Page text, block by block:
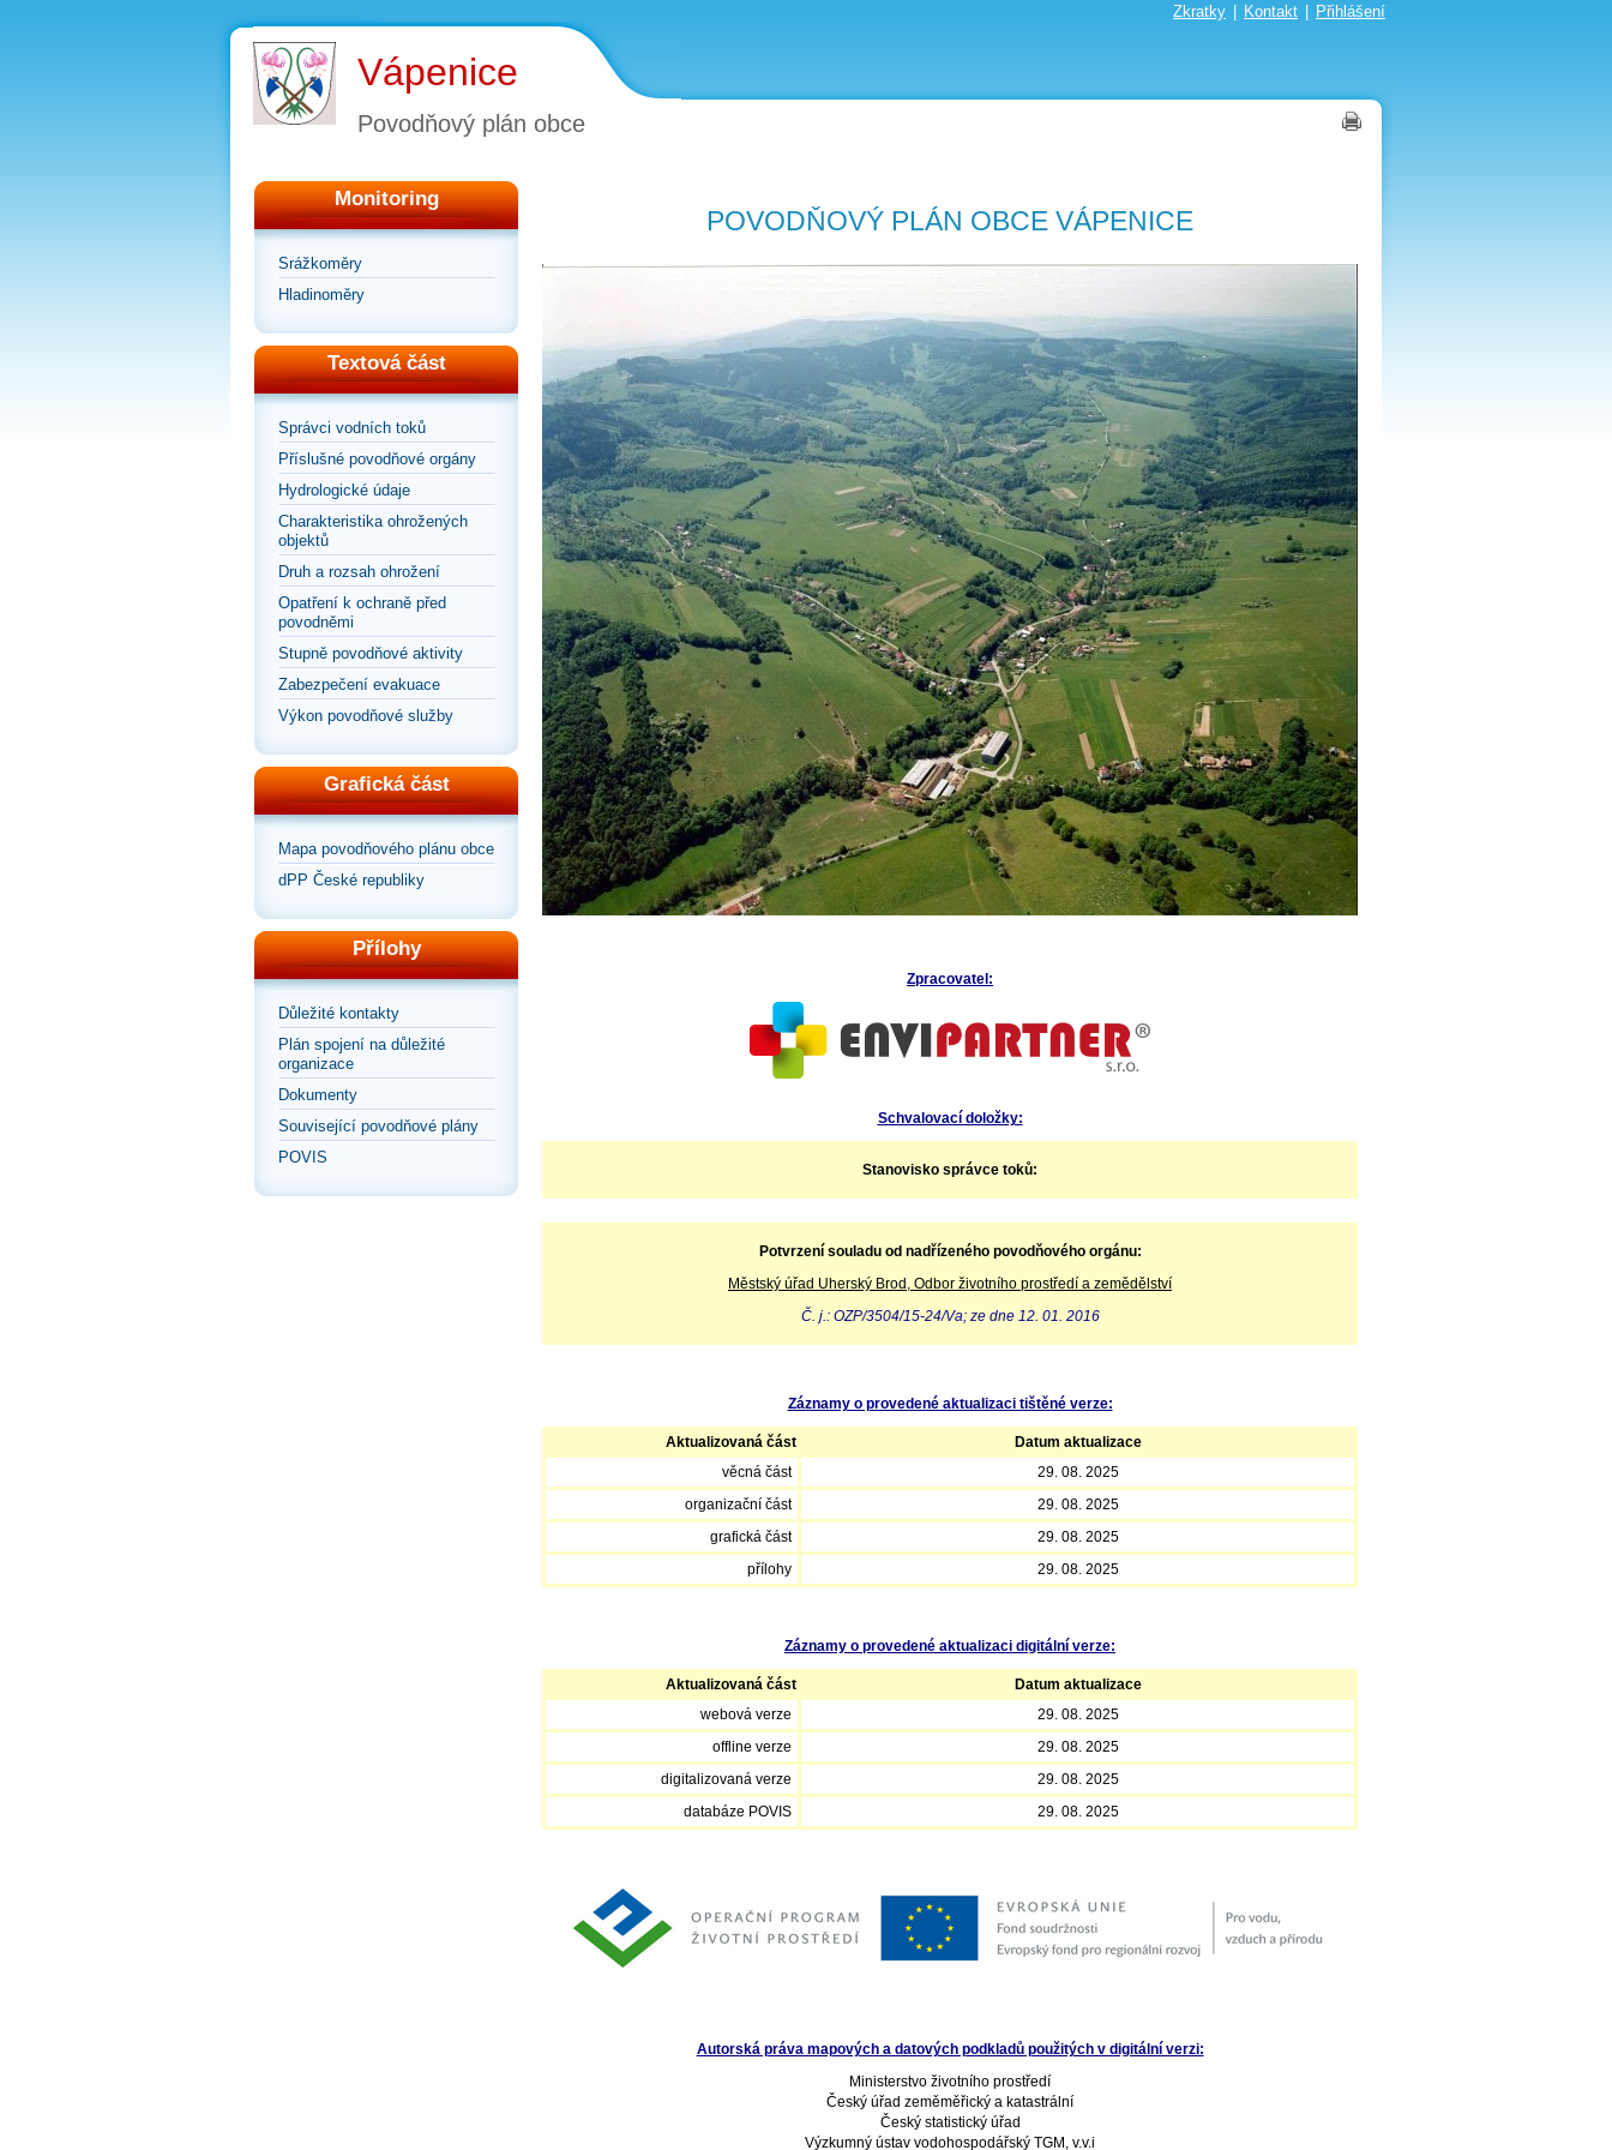
Zkratky Kontakt Přihlášení
Vápenice
Povodňový plán obce
Monitoring
Srážkoměry
Hladinoměry
Textová část
Správci vodních toků
Příslušné povodňové orgány
Hydrologické údaje
Charakteristika ohrožených
objektů
Druh a rozsah ohrožení
Opatření k ochraně před
povodněmi
Stupně povodňové aktivity
Zabezpečení evakuace
Výkon povodňové služby
Grafická část
Mapa povodňového plánu obce
dPP České republiky
Přílohy
Důležité kontakty
Plán spojení na důležité
organizace
Dokumenty
Související povodňové plány
POVIS
POVODŇOVÝ PLÁN OBCE VÁPENICE
Zpracovatel:
Schvalovací doložky:
Stanovisko správce toků:
Potvrzení souladu od nadřízeného povodňového orgánu:
Městský úřad Uherský Brod, Odbor životního prostředí a zemědělství
Č. j.: OZP/3504/15-24/Va; ze dne 12. 01. 2016
Záznamy o provedené aktualizaci tištěné verze:
Aktualizovaná část
Datum aktualizace
věcná část
29. 08. 2025
organizační část
29. 08. 2025
grafická část
29. 08. 2025
přílohy
29. 08. 2025
Záznamy o provedené aktualizaci digitální verze:
Aktualizovaná část
Datum aktualizace
webová verze
29. 08. 2025
offline verze
29. 08. 2025
digitalizovaná verze
29. 08. 2025
databáze POVIS
29. 08. 2025
Autorská práva mapových a datových podkladů použitých v digitální verzi:
Ministerstvo životního prostředí
Český úřad zeměměřický a katastrální
Český statistický úřad
Výzkumný ústav vodohospodářský TGM, v.v.i